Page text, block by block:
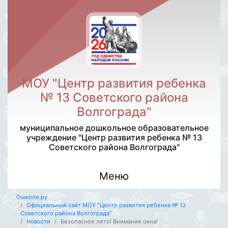
МОУ "Центр развития ребенка
№ 13 Советского района
Волгограда"
муниципальное дошкольное образовательное
учреждение "Центр развития ребенка № 13
Советского района Волгограда"
Меню
Ошколе.ру
Официальный сайт МОУ "Центр развития ребенка № 13
Советского района Волгограда"
Новости
Безопасное лето! Внимание окна!